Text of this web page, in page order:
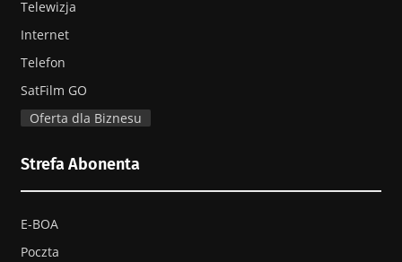
Telewizja
Internet
Telefon
SatFilm GO
Oferta dla Biznesu
Strefa Abonenta
E-BOA
Poczta